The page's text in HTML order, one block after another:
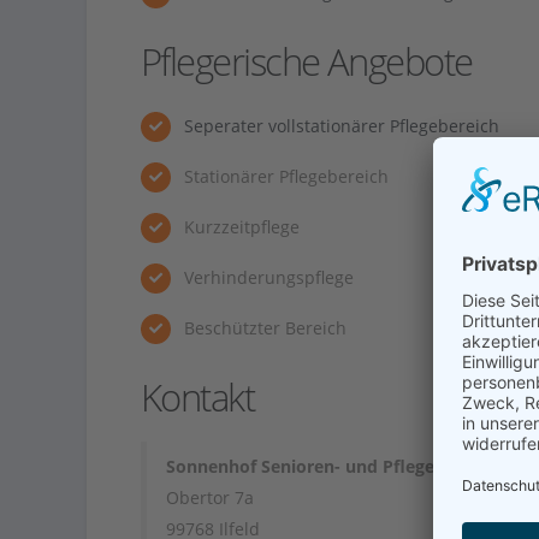
Pflegerische Angebote
Seperater vollstationärer Pflegebereich
Stationärer Pflegebereich
Kurzzeitpflege
Verhinderungspflege
Beschützter Bereich
Kontakt
Sonnenhof Senioren- und Pflegeheim
Obertor 7a
99768 Ilfeld